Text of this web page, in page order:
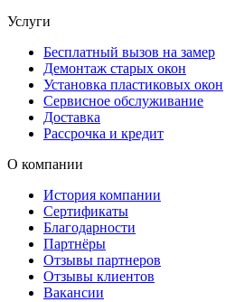
Услуги
Бесплатный вызов на замер
Демонтаж старых окон
Установка пластиковых окон
Сервисное обслуживание
Доставка
Рассрочка и кредит
О компании
История компании
Сертификаты
Благодарности
Партнёры
Отзывы партнеров
Отзывы клиентов
Вакансии